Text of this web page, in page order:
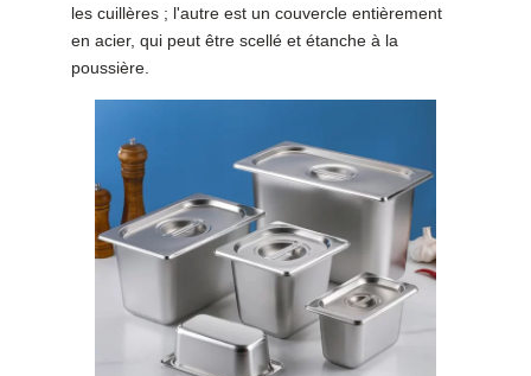
les cuillères ; l'autre est un couvercle entièrement
en acier, qui peut être scellé et étanche à la
poussière.